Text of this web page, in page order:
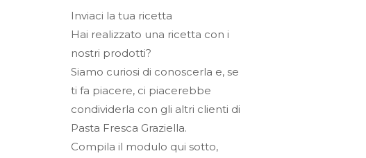
Inviaci la tua ricetta
Hai realizzato una ricetta con i
nostri prodotti?
Siamo curiosi di conoscerla e, se
ti fa piacere, ci piacerebbe
condividerla con gli altri clienti di
Pasta Fresca Graziella.
Compila il modulo qui sotto,